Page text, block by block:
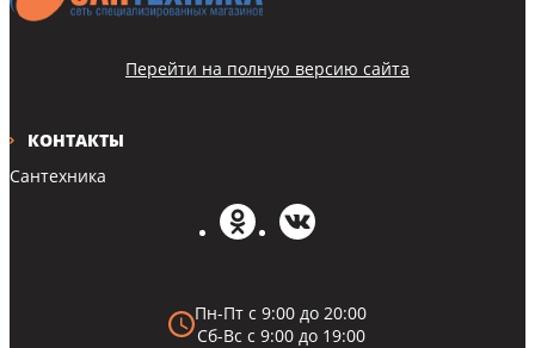
КОНТАКТЫ
Сантехника
Пн-Пт с 9:00 до 20:00
Сб-Вс с 9:00 до 19:00
Перейти на полную версию сайта